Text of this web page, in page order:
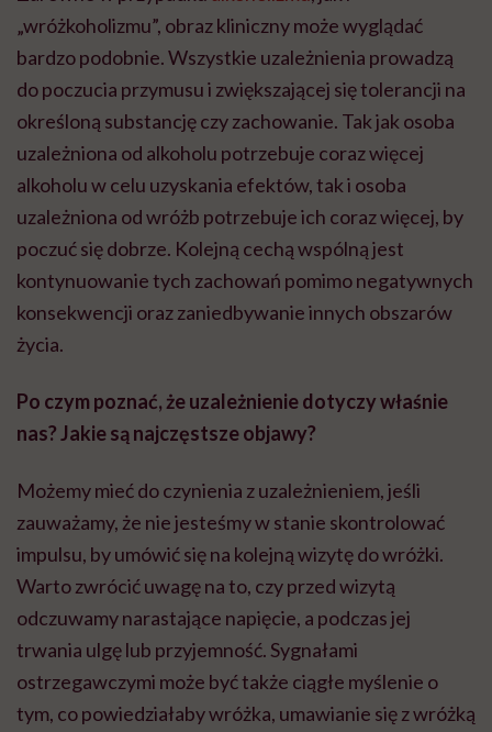
„wróżkoholizmu”, obraz kliniczny może wyglądać
bardzo podobnie. Wszystkie uzależnienia prowadzą
do poczucia przymusu i zwiększającej się tolerancji na
określoną substancję czy zachowanie. Tak jak osoba
uzależniona od alkoholu potrzebuje coraz więcej
alkoholu w celu uzyskania efektów, tak i osoba
uzależniona od wróżb potrzebuje ich coraz więcej, by
poczuć się dobrze. Kolejną cechą wspólną jest
kontynuowanie tych zachowań pomimo negatywnych
konsekwencji oraz zaniedbywanie innych obszarów
życia.
Po czym poznać, że uzależnienie dotyczy właśnie
nas? Jakie są najczęstsze objawy?
Możemy mieć do czynienia z uzależnieniem, jeśli
zauważamy, że nie jesteśmy w stanie skontrolować
impulsu, by umówić się na kolejną wizytę do wróżki.
Warto zwrócić uwagę na to, czy przed wizytą
odczuwamy narastające napięcie, a podczas jej
trwania ulgę lub przyjemność. Sygnałami
ostrzegawczymi może być także ciągłe myślenie o
tym, co powiedziałaby wróżka, umawianie się z wróżką